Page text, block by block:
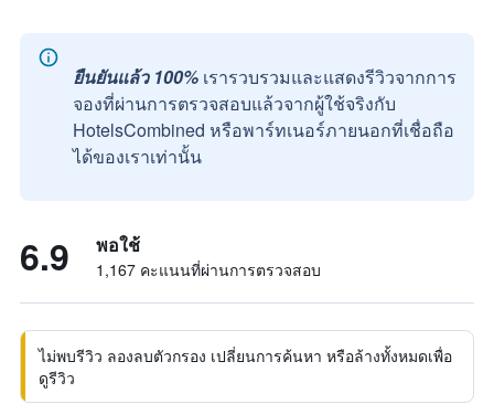
ยืนยันแล้ว 100% เรารวบรวมและแสดงรีวิวจากการ
จองที่ผ่านการตรวจสอบแล้วจากผู้ใช้จริงกับ
HotelsCombined หรือพาร์ทเนอร์ภายนอกที่เชื่อถือ
ได้ของเราเท่านั้น
6.9 พอใช้
1,167 คะแนนที่ผ่านการตรวจสอบ
ไม่พบรีวิว ลองลบตัวกรอง เปลี่ยนการค้นหา หรือล้างทั้งหมดเพื่อ
ดูรีวิว